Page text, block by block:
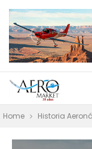
Home Historia